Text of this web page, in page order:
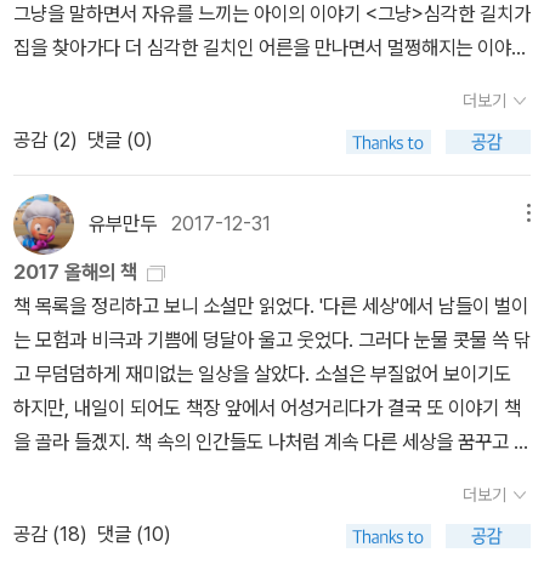
그냥을 말하면서 자유를 느끼는 아이의 이야기 <그냥>심각한 길치가
집을 찾아가다 더 심각한 길치인 어른을 만나면서 멀쩡해지는 이야기
아이의 이야기 <새우가 없는 마을>공평한 눈 앞에서 공평해지기 위
해 분홍색 장갑을 던진 아이의 이야기 <눈>한편, 한편 모두 다르게
따뜻하고 한방이 있다.
더보기
공감 (2) 댓글 (0)
유부만두 2017-12-31
2017 올해의 책
책 목록을 정리하고 보니 소설만 읽었다. '다른 세상'에서 남들이 벌이
는 모험과 비극과 기쁨에 덩달아 울고 웃었다. 그러다 눈물 콧물 쓱 닦
고 무덤덤하게 재미없는 일상을 살았다. 소설은 부질없어 보이기도
하지만, 내일이 되어도 책장 앞에서 어성거리다가 결국 또 이야기 책
을 골라 들겠지. 책 속의 인간들도 나처럼 계속 다른 세상을 꿈꾸고 도
이 막히기도 했다. 올해의 고전, 어쩌면 인생 독서 경험. 전쟁과 평화,
톨스토이/박형규 역, 문학동네, 2017 올해의 웃픈 인생. 리얼 라
더보기
공감 (18) 댓글 (10)